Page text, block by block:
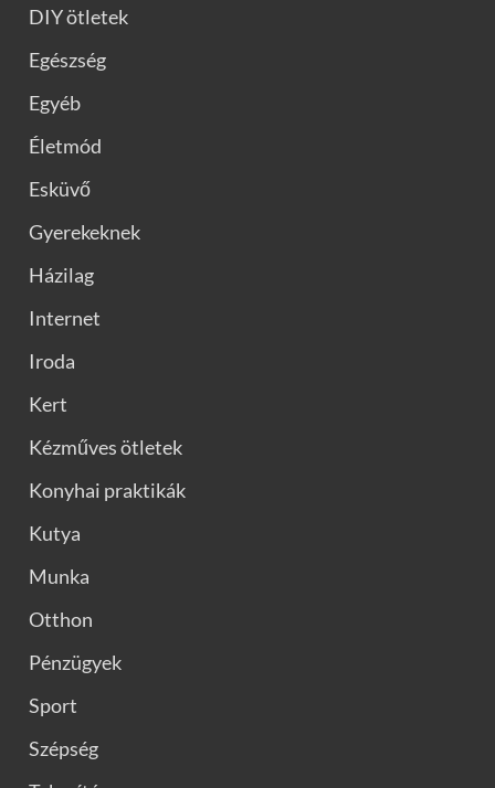
DIY ötletek
Egészség
Egyéb
Életmód
Esküvő
Gyerekeknek
Házilag
Internet
Iroda
Kert
Kézműves ötletek
Konyhai praktikák
Kutya
Munka
Otthon
Pénzügyek
Sport
Szépség